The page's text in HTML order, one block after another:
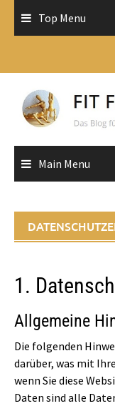
Top Menu
Main Menu
1.
Allgemeine
Die folgenden
darüber, was mit
wenn Sie diese
Daten sind alle